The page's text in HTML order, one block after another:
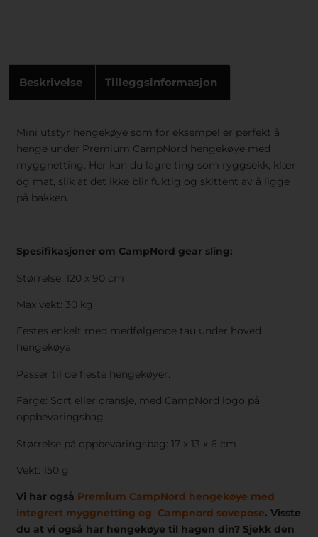
Beskrivelse Tilleggsinformasjon
Mini utstyr hengekøye som for eksempel er perfekt å
henge under Premium CampNord hengekøye med
myggnetting. Her kan du lagre ting som ryggsekk, klær
og mat, slik at det ikke blir fuktig og skittent av å ligge
på bakken.
Spesifikasjoner om CampNord gear sling:
Størrelse: 120 x 90 cm
Max vekt: 30 kg
Festes enkelt med medfølgende tau under hoved
hengekøya.
Passer til de fleste hengekøyer.
Farge: Sort eller oransje, med CampNord logo på
oppbevaringsbag
Størrelse på oppbevaringsbag: 17 x 13 x 6 cm
Vekt: 150 g
Vi har også Premium CampNord hengekøye med
integrert myggnetting og Campnord sovepose. Visste
du at vi også har hengekøye til hagen din? Sjekk den